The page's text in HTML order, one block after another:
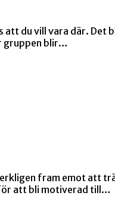
du vill vara där.
gruppen blir…
fram emot att
att bli motiverad till…